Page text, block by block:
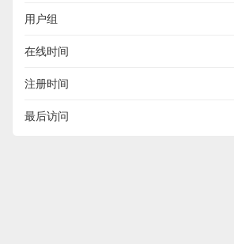
用户组
在线时间
注册时间
最后访问